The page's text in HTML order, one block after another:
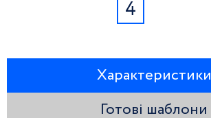
4
Характеристики
Готові шаблони